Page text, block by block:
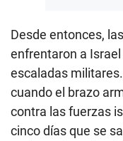
Desde entonces,
enfrentaron a
escaladas
cuando el brazo
contra las fuerzas
cinco días que se